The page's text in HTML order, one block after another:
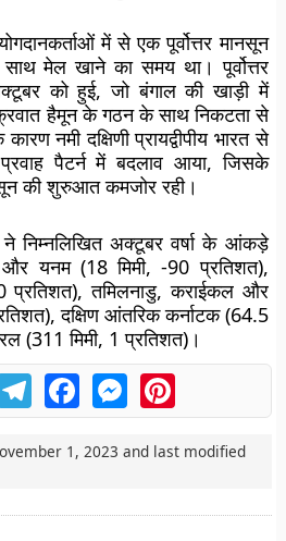
में से एक पूर्वोत्तर मानसून
मेल खाने का समय था। पूर्वोत्तर
को हुई, जो बंगाल की खाड़ी में
हैमून के गठन के साथ निकटता से
नमी दक्षिणी प्रायद्वीपीय भारत से
पैटर्न में बदलाव आया, जिसके
की शुरुआत कमजोर रही।
निम्नलिखित अक्टूबर वर्षा के आंकड़े
यनम (18 मिमी, -90 प्रतिशत),
प्रतिशत), तमिलनाडु, कराईकल और
दक्षिण आंतरिक कर्नाटक (64.5
(311 मिमी, 1 प्रतिशत)।
TelegramFacebookMessengerPinterest
1, 2023 and last modified